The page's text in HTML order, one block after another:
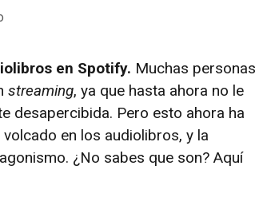
en Spotify. Muchas personas
streaming, ya que hasta ahora no le
desapercibida. Pero esto ahora ha
en los audiolibros, y la
¿No sabes que son? Aquí